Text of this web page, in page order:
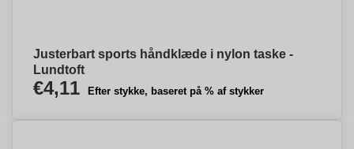
Justerbart sports håndklæde i nylon taske -
Lundtoft
€4,11 Efter stykke, baseret på % af stykker